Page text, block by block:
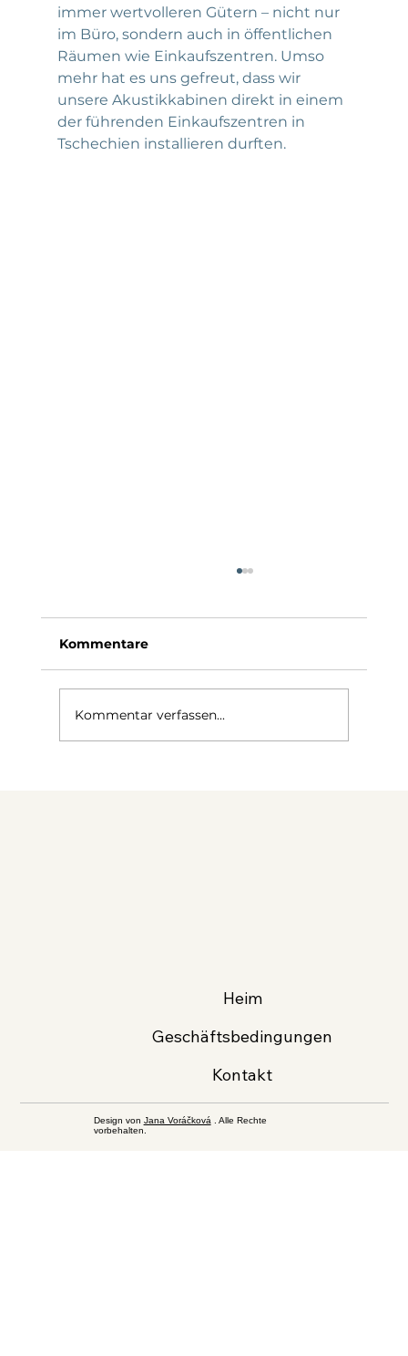
immer wertvolleren Gütern – nicht nur
im Büro, sondern auch in öffentlichen
Räumen wie Einkaufszentren. Umso
mehr hat es uns gefreut, dass wir
unsere Akustikkabinen direkt in einem
der führenden Einkaufszentren in
Tschechien installieren durften.
Kommentare
Kommentar verfassen...
Heim
Geschäftsbedingungen
Kontakt
Design von Jana Voráčková . Alle Rechte
vorbehalten.